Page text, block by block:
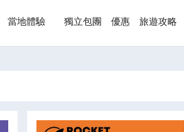
當地體驗 獨立包團 優惠 旅遊攻略